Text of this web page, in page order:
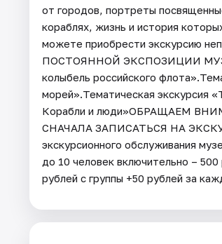
от городов, портреты
кораблях, жизнь и история
можете приобрести экскурсию
ПОСТОЯННОЙ ЭКСПОЗИЦИИ
колыбель российского
морей».Тематическая экскурсия
Корабли и люди»ОБРАЩАЕМ
СНАЧАЛА ЗАПИСАТЬСЯ НА
экскурсионного обслуживания
до 10 человек включительно –
рублей с группы +50 рублей за